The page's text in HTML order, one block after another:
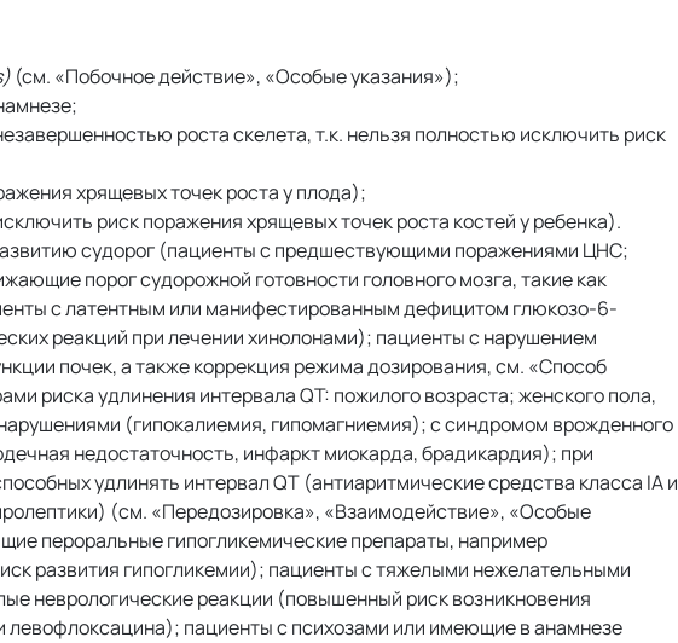
(см. «Побочное действие», «Особые указания»);
роста скелета, т.к. нельзя полностью исключить риск
хрящевых точек роста у плода);
риск поражения хрящевых точек роста костей у ребенка).
судорог (пациенты с предшествующими поражениями ЦНС;
порог судорожной готовности головного мозга, такие как
с латентным или манифестированным дефицитом глюкозо-6-
реакций при лечении хинолонами); пациенты с нарушением
почек, а также коррекция режима дозирования, см. «Способ
риска удлинения интервала QT: пожилого возраста; женского пола,
(гипокалиемия, гипомагниемия); с синдромом врожденного
недостаточность, инфаркт миокарда, брадикардия); при
удлинять интервал QT (антиаритмические средства класса IА и
(см. «Передозировка», «Взаимодействие», «Особые
пероральные гипогликемические препараты, например
развития гипогликемии); пациенты с тяжелыми нежелательными
неврологические реакции (повышенный риск возникновения
пациенты с психозами или имеющие в анамнезе